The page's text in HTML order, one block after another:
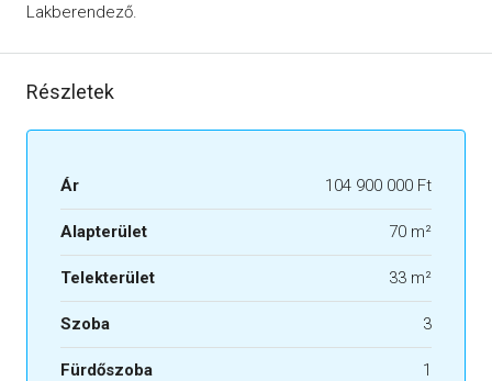
Lakberendező.
Részletek
Ár 104 900 000 Ft
Alapterület 70 m²
Telekterület 33 m²
Szoba 3
Fürdőszoba 1